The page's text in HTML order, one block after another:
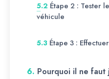
5.2 Étape 2 : Tester
véhicule
5.3 Étape 3 :
6. Pourquoi il ne faut